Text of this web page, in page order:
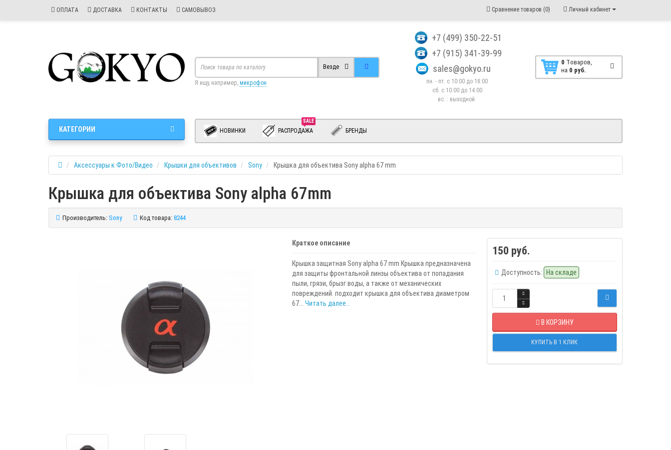
ОПЛАТА ДОСТАВКА КОНТАКТЫ САМОВЫВОЗ Личный кабинет
Сравнение товаров (0)
+7 (499) 350-22-51
+7 (915) 341-39-99
sales@gokyo.ru
пн. - пт. с 10:00 до 18:00
сб. c 10:00 до 14:00
вс. : выходной.
0 Tоваров,
на 0 руб.
Везде
Я ищу, например, микрофон
НОВИНКИ
SALE
РАСПРОДАЖА БРЕНДЫ
КАТЕГОРИИ
Аксессуары к Фото/Видео Крышки для объективов Sony Крышка для объектива Sony alpha 67 mm
Крышка для объектива Sony alpha 67mm
Производитель: Sony Код товара: 8244
Краткое описание
Крышка защитная Sony alpha 67 mm Крышка предназначена
для защиты фронтальной линзы объектива от попадания
пыли, грязи, брызг воды, а также от механических
повреждений. подходит крышка для объектива диаметром
67... Читать далее...
150 руб.
Доступность: На складе
В КОРЗИНУ
КУПИТЬ В 1 КЛИК